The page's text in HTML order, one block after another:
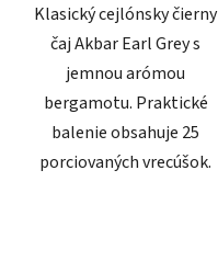
Klasický cejlónsky čierny
čaj Akbar Earl Grey s
jemnou arómou
bergamotu. Praktické
balenie obsahuje 25
porciovaných vrecúšok.